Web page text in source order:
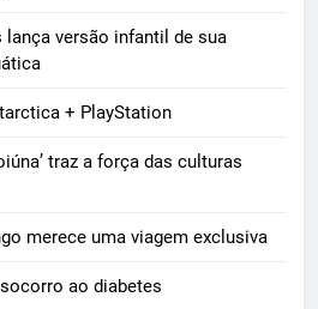
lança versão infantil de sua
+ PlayStation
traz a força das culturas
merece uma viagem exclusiva
ao diabetes